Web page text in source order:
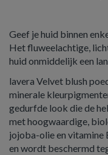
Geef je huid binnen
Het fluweelachtige,
huid onmiddelijk een
lavera Velvet blush
minerale
gedurfde look die de
met hoogwaardige,
jojoba-olie en vitamine
en wordt beschermd